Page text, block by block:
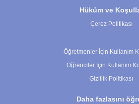
Hüküm ve
Çerez Politikası
Öğretmenler İçin Kullanım
Öğrenciler İçin Kullanım
Gizlilik Politikası
Daha fazlasını